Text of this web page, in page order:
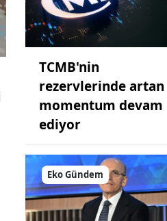
TCMB'nin
rezervlerinde artan
momentum devam
ediyor
Eko Gündem